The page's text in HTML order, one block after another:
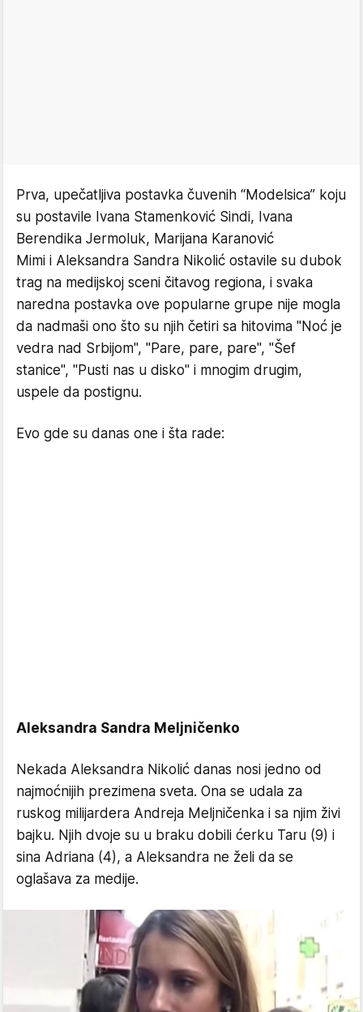
Prva, upečatljiva postavka čuvenih “Modelsica” koju
su postavile Ivana Stamenković Sindi, Ivana
Berendika Jermoluk, Marijana Karanović
Mimi i Aleksandra Sandra Nikolić ostavile su dubok
trag na medijskoj sceni čitavog regiona, i svaka
naredna postavka ove popularne grupe nije mogla
da nadmaši ono što su njih četiri sa hitovima ''Noć je
vedra nad Srbijom'', ''Pare, pare, pare'', ''Šef
stanice'', ''Pusti nas u disko'' i mnogim drugim,
uspele da postignu.
Evo gde su danas one i šta rade:
Aleksandra Sandra Meljničenko
Nekada Aleksandra Nikolić danas nosi jedno od
najmoćnijih prezimena sveta. Ona se udala za
ruskog milijardera Andreja Meljničenka i sa njim živi
bajku. Njih dvoje su u braku dobili ćerku Taru (9) i
sina Adriana (4), a Aleksandra ne želi da se
oglašava za medije.